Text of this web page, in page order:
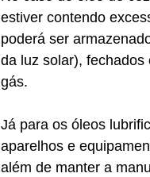
estiver contendo
poderá ser
da luz solar),
gás.
Já para os óleos
aparelhos e
além de manter a